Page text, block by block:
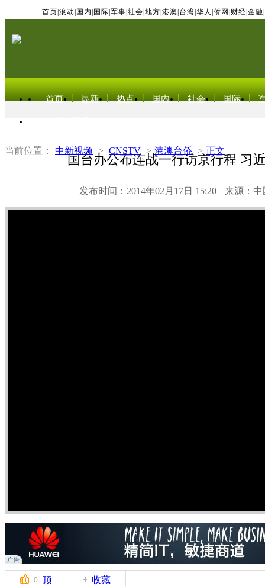
首页 滚动 国内 国际 军事 社会 地方 港澳 台湾 华人 侨网 财经 金融
首页 最新 热点 国内 社会 国际
当前位置： 中新视频 > CNSTV > 港澳台侨 > 正文
国台办公布连战一行访京行程 习
发布时间：2014年02月17日 15:20 来源：中
0 顶 收藏